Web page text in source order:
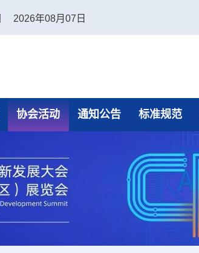
2026年08月07日
协会活动 通知公告 标准规范